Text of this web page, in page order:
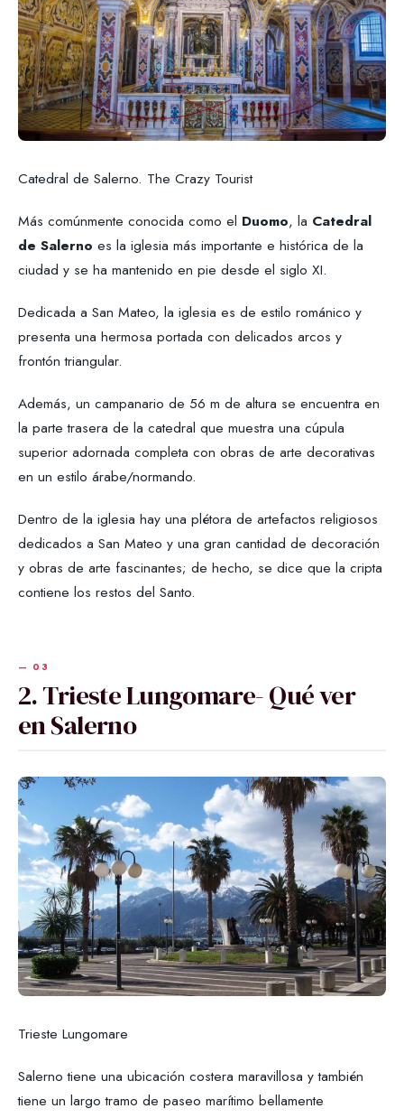
Catedral de Salerno. The Crazy Tourist
Más comúnmente conocida como el Duomo, la Catedral
de Salerno es la iglesia más importante e histórica de la
ciudad y se ha mantenido en pie desde el siglo XI.
Dedicada a San Mateo, la iglesia es de estilo románico y
presenta una hermosa portada con delicados arcos y
frontón triangular.
Además, un campanario de 56 m de altura se encuentra en
la parte trasera de la catedral que muestra una cúpula
superior adornada completa con obras de arte decorativas
en un estilo árabe/normando.
Dentro de la iglesia hay una plétora de artefactos religiosos
dedicados a San Mateo y una gran cantidad de decoración
y obras de arte fascinantes; de hecho, se dice que la cripta
contiene los restos del Santo.
2. Trieste Lungomare- Qué ver
en Salerno
Trieste Lungomare
Salerno tiene una ubicación costera maravillosa y también
tiene un largo tramo de paseo marítimo bellamente